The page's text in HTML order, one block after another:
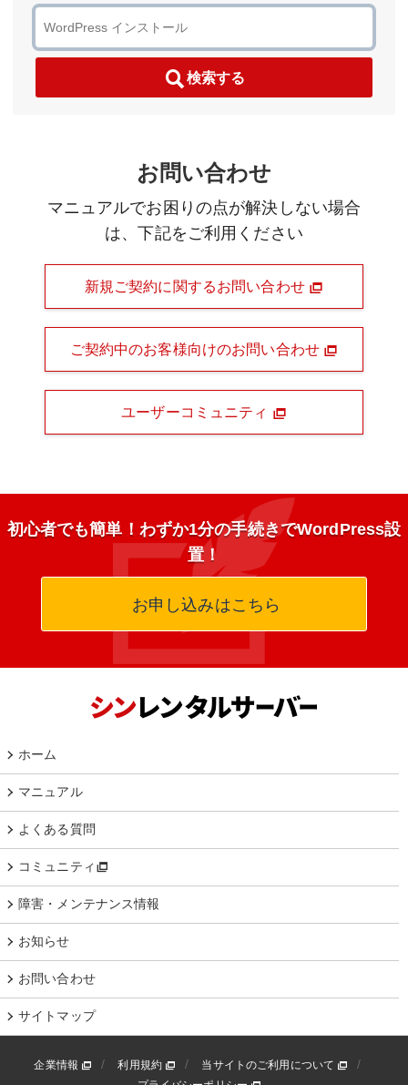
検索する
お問い合わせ
マニュアルでお困りの点が解決しない場合
は、下記をご利用ください
新規ご契約に関するお問い合わせ
ご契約中のお客様向けのお問い合わせ
ユーザーコミュニティ
初心者でも簡単！わずか1分の手続きでWordPress設
置！
お申し込みはこちら
ホーム
マニュアル
よくある質問
コミュニティ
障害・メンテナンス情報
お知らせ
お問い合わせ
サイトマップ
企業情報 利用規約
当サイトのご利用について